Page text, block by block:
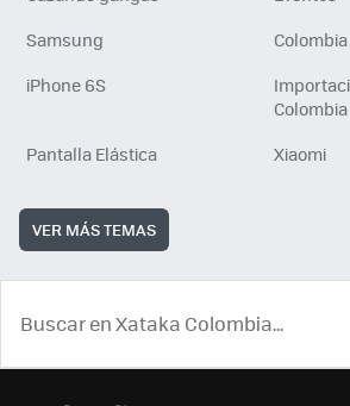
Samsung
Colombia
iPhone 6S
Colombia
Pantalla Elástica
Xiaomi
VER MÁS TEMAS